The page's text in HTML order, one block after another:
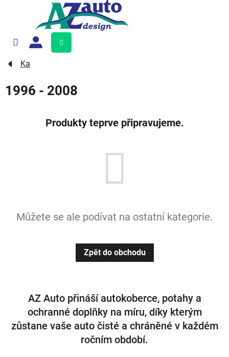
Nákupní
košík
Ka
1996 - 2008
Produkty teprve připravujeme.
Můžete se ale podívat na ostatní kategorie.
Zpět do obchodu
AZ Auto přináší autokoberce, potahy a
ochranné doplňky na míru, díky kterým
zůstane vaše auto čisté a chráněné v každém
ročním období.